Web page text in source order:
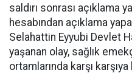
saldırı sonrası açıklama
hesabından açıklama
Selahattin Eyyubi Devlet
yaşanan olay, sağlık
ortamlarında karşı karşıya